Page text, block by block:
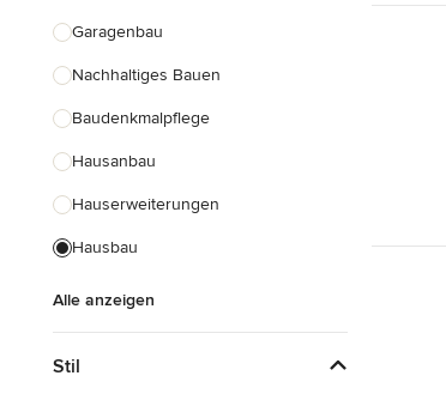
Garagenbau
Nachhaltiges Bauen
Baudenkmalpflege
Hausanbau
Hauserweiterungen
Hausbau
Alle anzeigen
Stil